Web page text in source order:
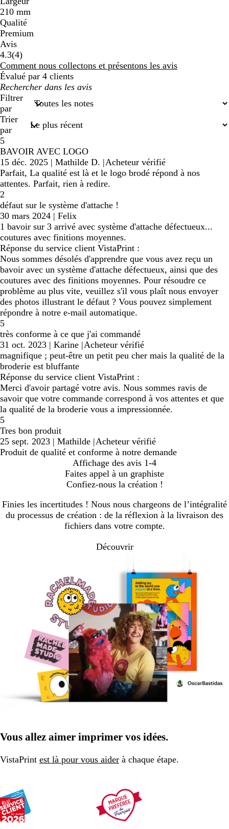
210 mm
Qualité
Premium
Avis
4.3(44
avis
)
Comment nous collectons et présentons les avis
Évalué par 4 clients
Mes
recherches
saisies
Filtrer
par
Trier
par
5
BAVOIR AVEC LOGO
15 déc. 2025 | Mathilde D. |Acheteur vérifié
Parfait, La qualité est là et le logo brodé répond à nos
attentes. Parfait, rien à redire.
2
défaut sur le système d'attache !
30 mars 2024 | Felix
1 bavoir sur 3 arrivé avec système d'attache défectueux...
coutures avec finitions moyennes.
Réponse du service client VistaPrint :
Nous sommes désolés d'apprendre que vous avez reçu un
bavoir avec un système d'attache défectueux, ainsi que des
coutures avec des finitions moyennes. Pour résoudre ce
problème au plus vite, veuillez s'il vous plaît nous envoyer
des photos illustrant le défaut ? Vous pouvez simplement
répondre à notre e-mail automatique.
5
très conforme à ce que j'ai commandé
31 oct. 2023 | Karine |Acheteur vérifié
magnifique ; peut-être un petit peu cher mais la qualité de la
broderie est bluffante
Réponse du service client VistaPrint :
Merci d'avoir partagé votre avis. Nous sommes ravis de
savoir que votre commande correspond à vos attentes et que
la qualité de la broderie vous a impressionnée.
5
Tres bon produit
25 sept. 2023 | Mathilde |Acheteur vérifié
Produit de qualité et conforme à notre demande
Affichage des avis 1-4
Faites appel à un graphiste
Confiez-nous la création !
Finies les incertitudes ! Nous nous chargeons de l’intégralité
du processus de création : de la réflexion à la livraison des
fichiers dans votre compte.
Découvrir
Vous allez aimer imprimer vos idées.
VistaPrint est là pour vous aider à chaque étape.